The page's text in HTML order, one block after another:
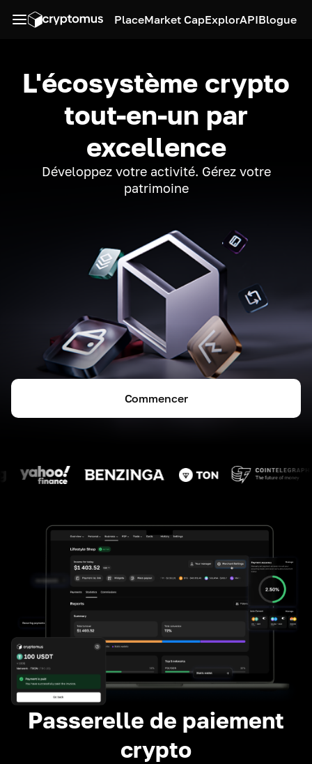
PlaceMarket CapExplorAPIBlogue
L'écosystème crypto
tout-en-un par
excellence
Développez votre activité. Gérez votre
patrimoine
Commencer
Passerelle de paiement
crypto